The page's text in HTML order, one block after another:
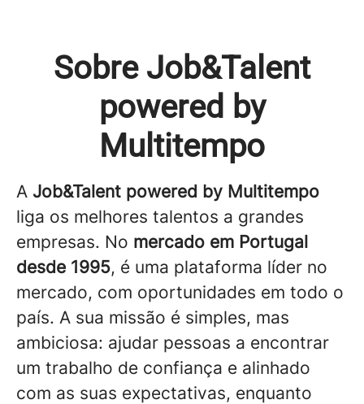
Sobre Job&Talent
powered by
Multitempo
A Job&Talent powered by Multitempo
liga os melhores talentos a grandes
empresas. No mercado em Portugal
desde 1995, é uma plataforma líder no
mercado, com oportunidades em todo o
país. A sua missão é simples, mas
ambiciosa: ajudar pessoas a encontrar
um trabalho de confiança e alinhado
com as suas expectativas, enquanto